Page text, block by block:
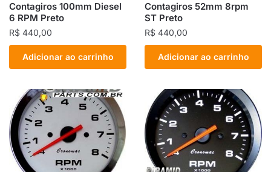
Contagiros 100mm Diesel
6 RPM Preto
R$ 440,00
Adicionar ao carrinho
Contagiros 52mm 8rpm
ST Preto
R$ 440,00
Adicionar ao carrinho